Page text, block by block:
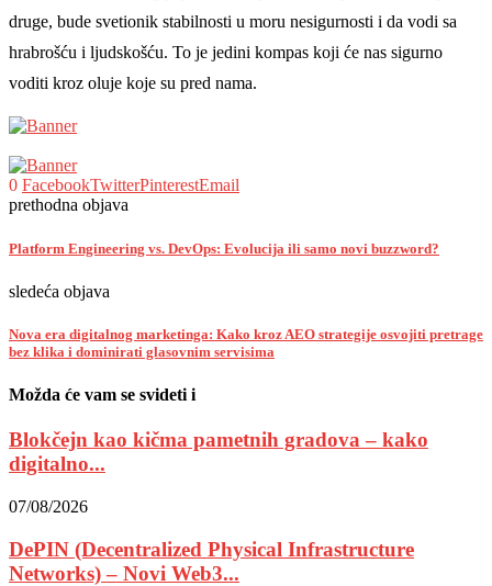
druge, bude svetionik stabilnosti u moru nesigurnosti i da vodi sa
hrabrošću i ljudskošću. To je jedini kompas koji će nas sigurno
voditi kroz oluje koje su pred nama.
0 FacebookTwitterPinterestEmail
prethodna objava
Platform Engineering vs. DevOps: Evolucija ili samo novi buzzword?
sledeća objava
Nova era digitalnog marketinga: Kako kroz AEO strategije osvojiti pretrage
bez klika i dominirati glasovnim servisima
Možda će vam se svideti i
Blokčejn kao kičma pametnih gradova – kako
digitalno...
07/08/2026
DePIN (Decentralized Physical Infrastructure
Networks) – Novi Web3...